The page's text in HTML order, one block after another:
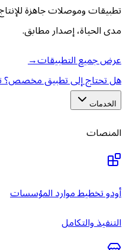
تطبيقات وموصلات جاهزة
مدى الحياة، إصدار مطابق.
عرض جميع التطبيقات→
هل تحتاج إلى تطبيق مخصص؟
الخدمات
المنصات
أودو تخطيط موارد المؤسسات
التنفيذ والتكامل